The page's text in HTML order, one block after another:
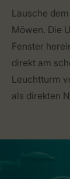
Lausche
Möwen. Die
Fenster
direkt am
Leuchtturm
als direkten